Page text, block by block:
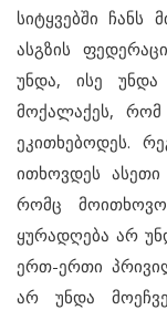
სიტყვებში
ასგზის
უნდა, ისე უნდა
მოქალაქეს,
ეკითხებოდეს.
ითხოვდეს ასეთი
რომც
ყურადღება არ
ერთ-ერთი
არ უნდა